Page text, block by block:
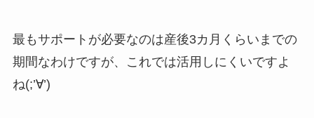
最もサポートが必要なのは産後3カ月くらいまでの
期間なわけですが、これでは活用しにくいですよ
ね(;’∀’)